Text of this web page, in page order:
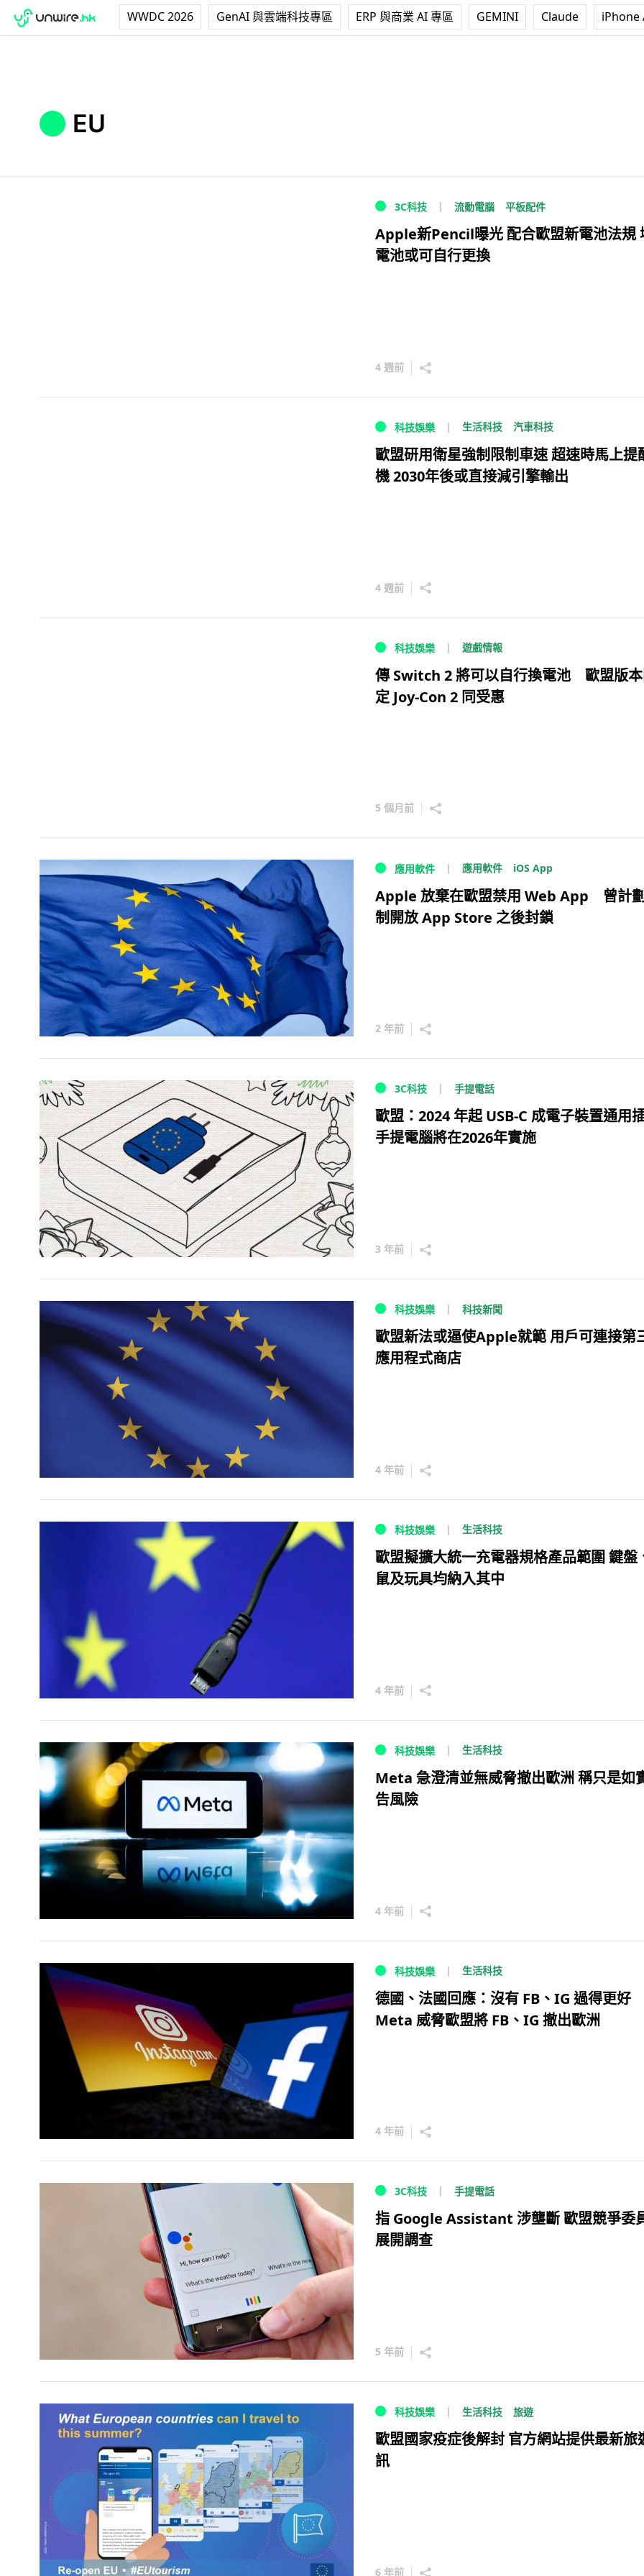
WWDC 2026 GenAI 與雲端科技專區 ERP 與商業 AI 專區 GEMINI Claude iPhone
EU
3C科技 流動電腦 平板配件
Apple新Pencil曝光 配合歐盟新電池法規
電池或可自行更換
4 週前
科技娛樂 生活科技 汽車科技
歐盟研用衛星強制限制車速 超速時馬上提
機 2030年後或直接減引擎輸出
4 週前
科技娛樂 遊戲情報
傳 Switch 2 將可以自行換電池 歐盟版
定 Joy-Con 2 同受惠
5 個月前
應用軟件 應用軟件 iOS App
Apple 放棄在歐盟禁用 Web App 曾計
制開放 App Store 之後封鎖
2 年前
3C科技 手提電話
歐盟：2024 年起 USB-C 成電子裝置通用
手提電腦將在2026年實施
3 年前
科技娛樂 科技新聞
歐盟新法或逼使Apple就範 用戶可連接第
應用程式商店
4 年前
科技娛樂 生活科技
歐盟擬擴大統一充電器規格產品範圍 鍵盤
鼠及玩具均納入其中
4 年前
科技娛樂 生活科技
Meta 急澄清並無威脅撤出歐洲 稱只是如
告風險
4 年前
科技娛樂 生活科技
德國、法國回應：沒有 FB、IG 過得更
Meta 威脅歐盟將 FB、IG 撤出歐洲
4 年前
3C科技 手提電話
指 Google Assistant 涉壟斷 歐盟競爭委
展開調查
5 年前
科技娛樂 生活科技 旅遊
歐盟國家疫症後解封 官方網站提供最新旅
訊
6 年前